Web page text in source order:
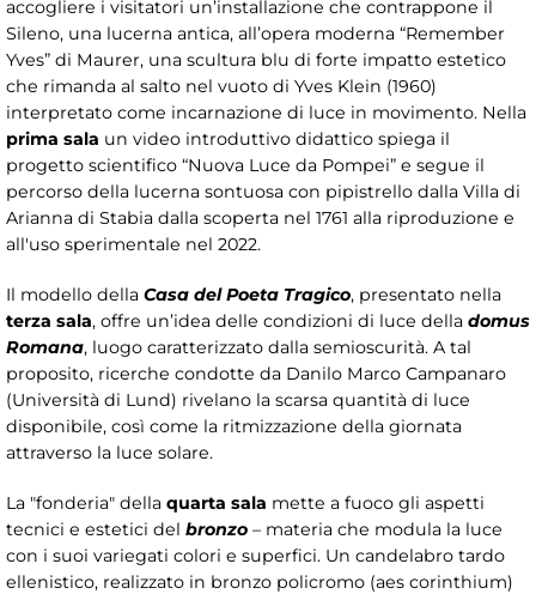
accogliere i visitatori un’installazione che contrappone il
Sileno, una lucerna antica, all’opera moderna “Remember
Yves” di Maurer, una scultura blu di forte impatto estetico
che rimanda al salto nel vuoto di Yves Klein (1960)
interpretato come incarnazione di luce in movimento. Nella
prima sala un video introduttivo didattico spiega il
progetto scientifico “Nuova Luce da Pompei” e segue il
percorso della lucerna sontuosa con pipistrello dalla Villa di
Arianna di Stabia dalla scoperta nel 1761 alla riproduzione e
all'uso sperimentale nel 2022.
Il modello della Casa del Poeta Tragico, presentato nella
terza sala, offre un’idea delle condizioni di luce della domus
Romana, luogo caratterizzato dalla semioscurità. A tal
proposito, ricerche condotte da Danilo Marco Campanaro
(Università di Lund) rivelano la scarsa quantità di luce
disponibile, così come la ritmizzazione della giornata
attraverso la luce solare.
La "fonderia" della quarta sala mette a fuoco gli aspetti
tecnici e estetici del bronzo – materia che modula la luce
con i suoi variegati colori e superfici. Un candelabro tardo
ellenistico, realizzato in bronzo policromo (aes corinthium)